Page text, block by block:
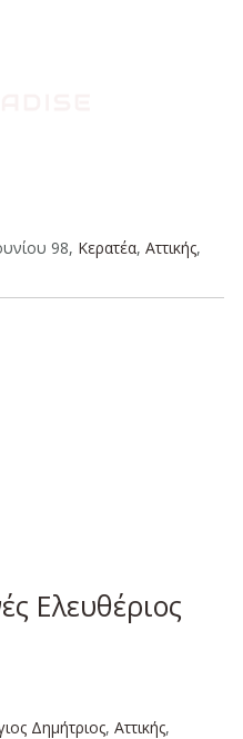
98, Κερατέα, Αττικής,
Ελευθέριος
Δημήτριος, Aττικής,